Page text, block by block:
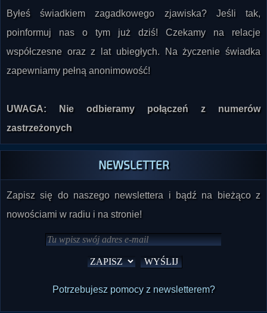
Byłeś świadkiem zagadkowego zjawiska? Jeśli tak,
poinformuj nas o tym już dziś! Czekamy na relacje
współczesne oraz z lat ubiegłych. Na życzenie świadka
zapewniamy pełną anonimowość!
UWAGA: Nie odbieramy połączeń z numerów
zastrzeżonych
NEWSLETTER
Zapisz się do naszego newslettera i bądź na bieżąco z
nowościami w radiu i na stronie!
Potrzebujesz pomocy z newsletterem?